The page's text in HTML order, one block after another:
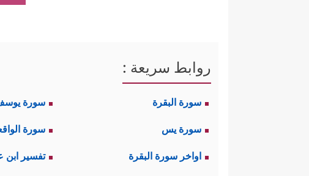
روابط سريعة :
سورة البقرة سورة
سورة يس سورة
اواخر سورة البقرة تفسير ابن